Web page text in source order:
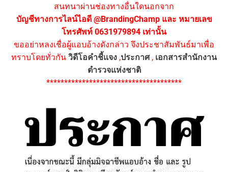
สนทนาผ่านช่องทางอื่นใดนอกจาก
บัญชีทางการไลน์ไอดี @BrandingChamp และ หมายเลข
โทรศัพท์ 0631979894 เท่านั้น
ขออย่าหลงเชื่อผู้แอบอ้างดังกล่าว จึงประชาสัมพันธ์มาเพื่อ
ทราบโดยทั่วกัน วิดีโอคำชี้แจง ,ประกาศ, เอกสารสำนักงาน
ตำรวจแห่งชาติ
**************************************